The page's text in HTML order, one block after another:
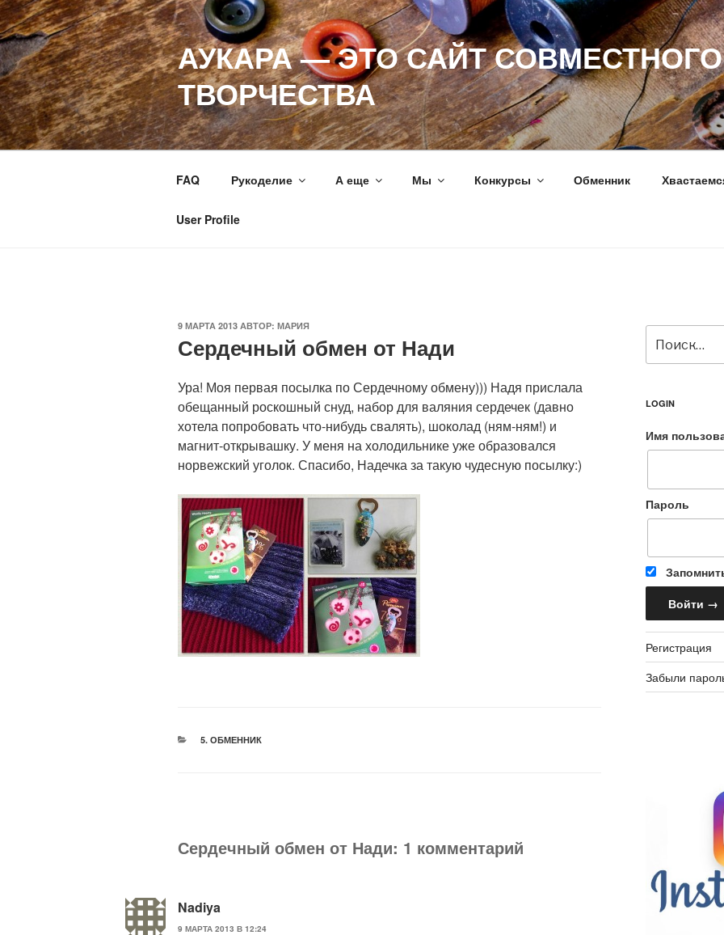
Перейти
к
содержимому
АУКАРА — ЭТО САЙТ СОВМЕСТНОГО
ТВОРЧЕСТВА
FAQ Рукоделие А еще Мы Конкурсы Обменник
User Profile
ОПУБЛИКОВАНО
9 МАРТА 2013 АВТОР: МАРИЯ
Сердечный обмен от Нади
Ура! Моя первая посылка по Сердечному обмену))) Надя прислала
обещанный роскошный снуд, набор для валяния сердечек (давно
хотела попробовать что-нибудь свалять), шоколад (ням-ням!) и
магнит-открывашку. У меня на холодильнике уже образовался
норвежский уголок. Спасибо, Надечка за такую чудесную посылку:)
РУБРИКИ
5. ОБМЕННИК
Сердечный обмен от Нади: 1 комментарий
Nadiya
9 МАРТА 2013 В 12:24
LOGIN
Имя
Пароль
Регистрация
Забыли